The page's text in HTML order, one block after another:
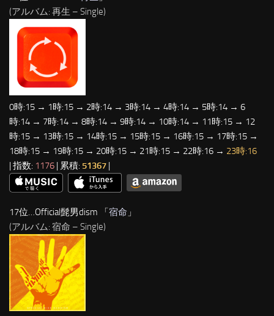
(アルバム: 再生 – Single)
0時:15 → 1時:15 → 2時:14 → 3時:14 → 4時:14 → 5時:14 → 6
時:14 → 7時:14 → 8時:14 → 9時:14 → 10時:14 → 11時:15 → 12
時:15 → 13時:15 → 14時:15 → 15時:15 → 16時:15 → 17時:15 →
18時:15 → 19時:15 → 20時:15 → 21時:15 → 22時:16 → 23時:16
| 指数: 1176 | 累積: 51367 |
17位…Official髭男dism 「宿命 」
(アルバム: 宿命 – Single)